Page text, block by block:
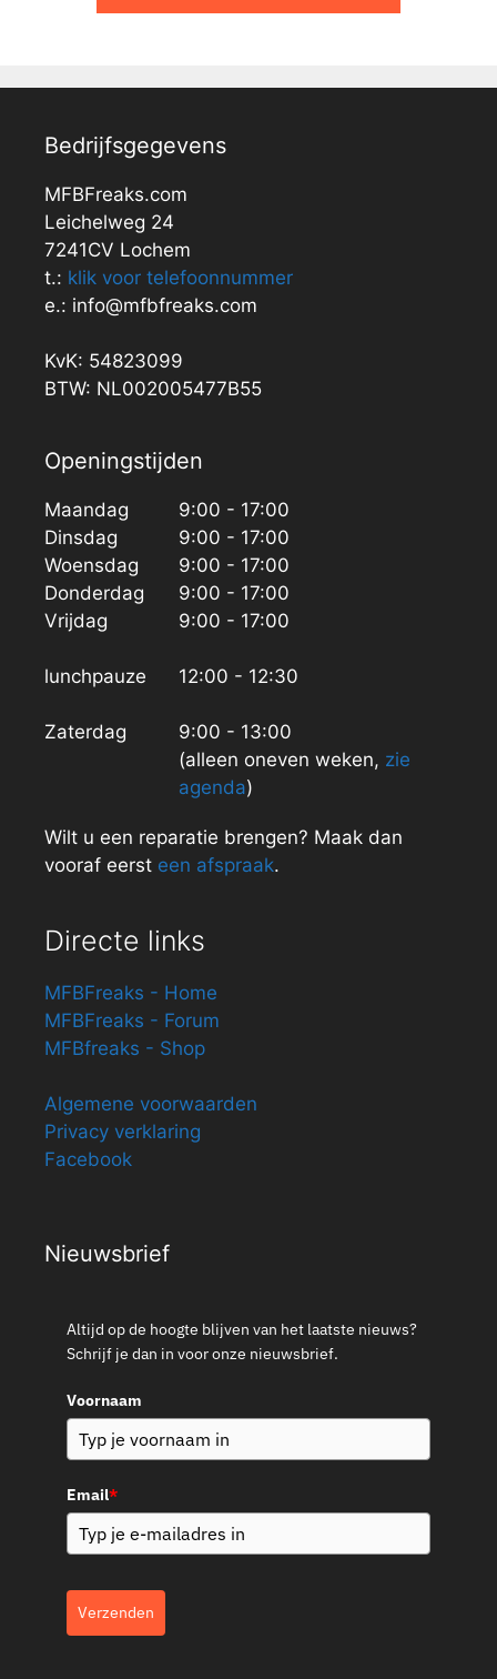
Bedrijfsgegevens
MFBFreaks.com
Leichelweg 24
7241CV Lochem
t.: klik voor telefoonnummer
e.: info@mfbfreaks.com
KvK: 54823099
BTW: NL002005477B55
Openingstijden
Maandag
Dinsdag
Woensdag
Donderdag
Vrijdag
lunchpauze
Zaterdag
9:00 - 17:00
9:00 - 17:00
9:00 - 17:00
9:00 - 17:00
9:00 - 17:00
12:00 - 12:30
9:00 - 13:00
(alleen oneven weken, zie
agenda)
Wilt u een reparatie brengen? Maak dan
vooraf eerst een afspraak.
Directe links
MFBFreaks - Home
MFBFreaks - Forum
MFBfreaks - Shop
Algemene voorwaarden
Privacy verklaring
Facebook
Nieuwsbrief
Altijd op de hoogte blijven van het laatste nieuws?
Schrijf je dan in voor onze nieuwsbrief.
Voornaam
Email*
Verzenden